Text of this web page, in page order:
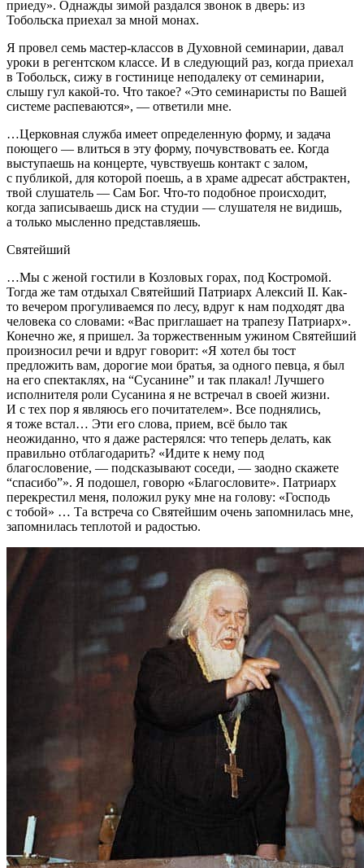
приеду». Однажды зимой раздался звонок в дверь: из
Тобольска приехал за мной монах.
Я провел семь мастер-классов в Духовной семинарии, давал
уроки в регентском классе. И в следующий раз, когда приехал
в Тобольск, сижу в гостинице неподалеку от семинарии,
слышу гул какой-то. Что такое? «Это семинаристы по Вашей
системе распеваются», — ответили мне.
…Церковная служба имеет определенную форму, и задача
поющего — влиться в эту форму, почувствовать ее. Когда
выступаешь на концерте, чувствуешь контакт с залом,
с публикой, для которой поешь, а в храме адресат абстрактен,
твой слушатель — Сам Бог. Что-то подобное происходит,
когда записываешь диск на студии — слушателя не видишь,
а только мысленно представляешь.
Святейший
…Мы с женой гостили в Козловых горах, под Костромой.
Тогда же там отдыхал Святейший Патриарх Алексий II. Как-
то вечером прогуливаемся по лесу, вдруг к нам подходят два
человека со словами: «Вас приглашает на трапезу Патриарх».
Конечно же, я пришел. За торжественным ужином Святейший
произносил речи и вдруг говорит: «Я хотел бы тост
предложить вам, дорогие мои братья, за одного певца, я был
на его спектаклях, на “Сусанине” и так плакал! Лучшего
исполнителя роли Сусанина я не встречал в своей жизни.
И с тех пор я являюсь его почитателем». Все поднялись,
я тоже встал… Эти его слова, прием, всё было так
неожиданно, что я даже растерялся: что теперь делать, как
правильно отблагодарить? «Идите к нему под
благословение, — подсказывают соседи, — заодно скажете
“спасибо”». Я подошел, говорю «Благословите». Патриарх
перекрестил меня, положил руку мне на голову: «Господь
с тобой» … Та встреча со Святейшим очень запомнилась мне,
запомнилась теплотой и радостью.